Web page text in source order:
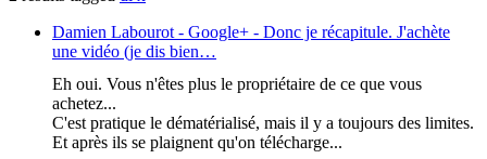
Damien Labourot - Google+ - Donc je récapitule. J'achète
une vidéo (je dis bien…
Eh oui. Vous n'êtes plus le propriétaire de ce que vous
achetez...
C'est pratique le dématérialisé, mais il y a toujours des limites.
Et après ils se plaignent qu'on télécharge...